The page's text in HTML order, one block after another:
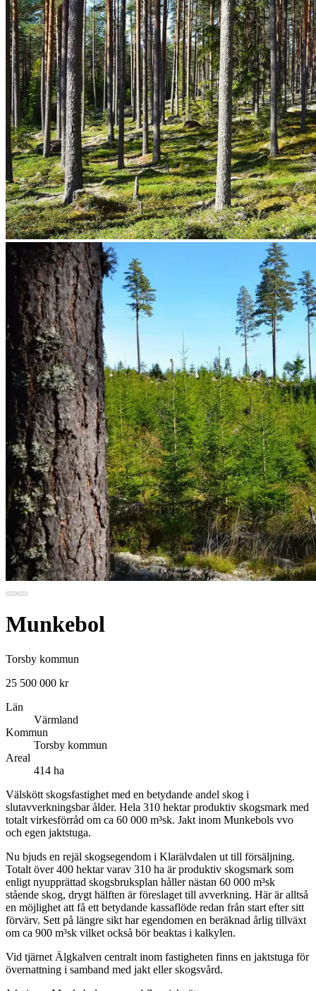
Munkebol
Torsby kommun
25 500 000 kr
Län
Värmland
Kommun
Torsby kommun
Areal
414 ha
Välskött skogsfastighet med en betydande andel skog i
slutavverkningsbar ålder. Hela 310 hektar produktiv skogsmark med
totalt virkesförråd om ca 60 000 m³sk. Jakt inom Munkebols vvo
och egen jaktstuga.
Nu bjuds en rejäl skogsegendom i Klarälvdalen ut till försäljning.
Totalt över 400 hektar varav 310 ha är produktiv skogsmark som
enligt nyupprättad skogsbruksplan håller nästan 60 000 m³sk
stående skog, drygt hälften är föreslaget till avverkning. Här är alltså
en möjlighet att få ett betydande kassaflöde redan från start efter sitt
förvärv. Sett på längre sikt har egendomen en beräknad årlig tillväxt
om ca 900 m³sk vilket också bör beaktas i kalkylen.
Vid tjärnet Älgkalven centralt inom fastigheten finns en jaktstuga för
övernattning i samband med jakt eller skogsvård.